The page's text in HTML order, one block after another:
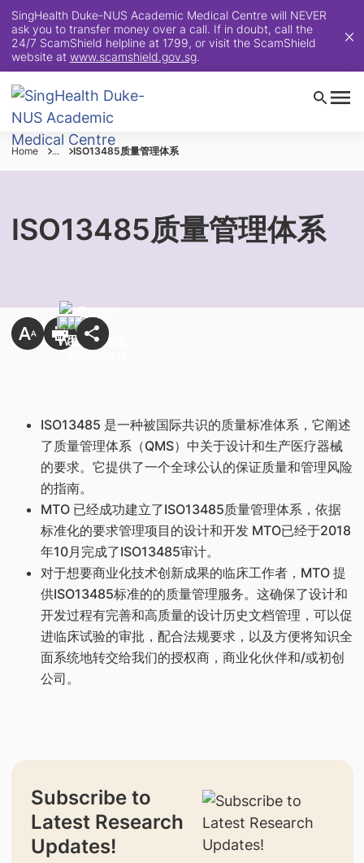
SingHealth Duke-NUS Academic Medical Centre will NEVER
ask you to transfer money over a call. If in doubt, call the
24/7 ScamShield helpline at 1799, or visit the ScamShield
website at www.scamshield.gov.sg.
Home ... ISO13485质量管理体系
ISO13485质量管理体系
ISO13485 是一种被国际共识的质量标准体系，它阐述
了质量管理体系（QMS）中关于设计和生产医疗器械
的要求。它提供了一个全球公认的保证质量和管理风险
的指南。
MTO 已经成功建立了ISO13485质量管理体系，依据
标准化的要求管理项目的设计和开发 MTO已经于2018
年10月完成了ISO13485审计。
对于想要商业化技术创新成果的临床工作者，MTO 提
供ISO13485标准的的质量管理服务。这确保了设计和
开发过程有完善和高质量的设计历史文档管理，可以促
进临床试验的审批，配合法规要求，以及方便将知识全
面系统地转交给我们的授权商，商业化伙伴和/或初创
公司。
Subscribe to
Latest Research
Updates!